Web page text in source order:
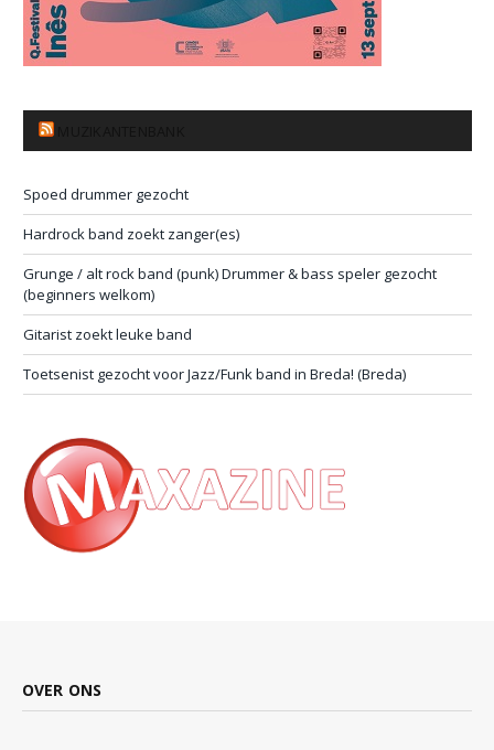
Spoed drummer gezocht
Hardrock band zoekt zanger(es)
Grunge / alt rock band (punk) Drummer & bass speler gezocht
(beginners welkom)
Gitarist zoekt leuke band
Toetsenist gezocht voor Jazz/Funk band in Breda! (Breda)
OVER ONS